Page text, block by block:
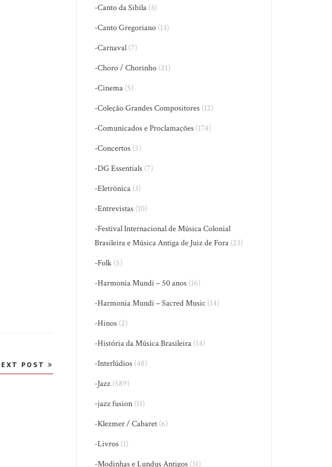
POST
-Canto da Sibila (3)
-Canto Gregoriano (13)
-Carnaval (7)
-Choro / Chorinho (21)
-Cinema (5)
-Coleção Grandes Compositores (12)
-Comunicados e Proclamações (174)
-Concertos (5)
-DG Essentials (7)
-Eletrônica (3)
-Entrevistas (10)
-Festival Internacional de Música Colonial
Brasileira e Música Antiga de Juiz de Fora (23)
-Folk (5)
-Harmonia Mundi – 50 anos (16)
-Harmonia Mundi – Sacred Music (14)
-Hinos (2)
-História da Música Brasileira (14)
-Interlúdios (48)
-Jazz (589)
-jazz fusion (11)
-Klezmer / Cabaret (6)
-Livros (1)
-Modinhas e Lundus Antigos (31)